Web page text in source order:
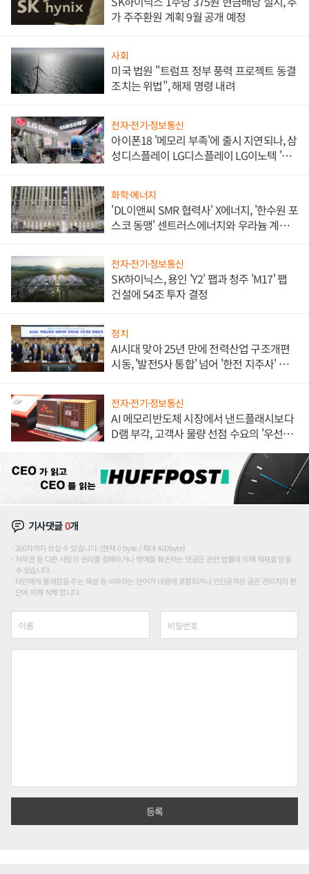
가 주주환원 계획 9월 공개 예정
사회
미국 법원 "트럼프 정부 풍력 프로젝트 동결
조치는 위법", 해제 명령 내려
전자·전기·정보통신
아이폰18 '메모리 부족'에 출시 지연되나, 삼
성디스플레이 LG디스플레이 LG이노텍 '탈
화학·에너지
'DL이앤씨 SMR 협력사' X에너지, '한수원 포
스코 동맹' 센트러스에너지와 우라늄 계약
전자·전기·정보통신
SK하이닉스, 용인 'Y2' 팹과 청주 'M17' 팹
건설에 54조 투자 결정
정치
AI시대 맞아 25년 만에 전력산업 구조개편
시동, '발전5사 통합' 넘어 '한전 지주사' 재편
전자·전기·정보통신
AI 메모리반도체 시장에서 낸드플래시보다
D램 부각, 고객사 물량 선점 수요의 '우선순
기사댓글0개
200자까지 쓰실 수 있습니다. (현재 0 byte / 최대 400byte)
저작권 등 다른 사람의 권리를 침해하거나 명예를 훼손하는 댓글은 관련 법률에 의해 제재를 받을
수 있습니다.
타인에게 불쾌감을 주는 욕설 등 비하하는 단어가 내용에 포함되거나 인신공격성 글은 관리자의 판
단에 의해 삭제 합니다.